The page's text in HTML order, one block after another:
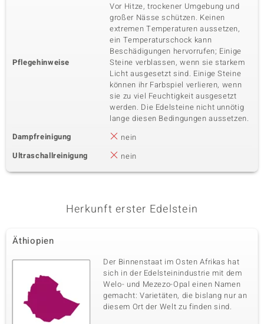
Pflegehinweise
Vor Hitze, trockener Umgebung und
großer Nässe schützen. Keinen
extremen Temperaturen aussetzen,
ein Temperaturschock kann
Beschädigungen hervorrufen; Einige
Steine verblassen, wenn sie starkem
Licht ausgesetzt sind. Einige Steine
können ihr Farbspiel verlieren, wenn
sie zu viel Feuchtigkeit ausgesetzt
werden. Die Edelsteine nicht unnötig
lange diesen Bedingungen aussetzen.
Dampfreinigung
nein
Ultraschallreinigung
nein
Herkunft erster Edelstein
Äthiopien
Der Binnenstaat im Osten Afrikas hat
sich in der Edelsteinindustrie mit dem
Welo- und Mezezo-Opal einen Namen
gemacht: Varietäten, die bislang nur an
diesem Ort der Welt zu finden sind.